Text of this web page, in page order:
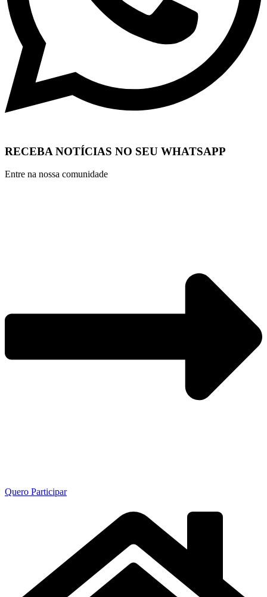
RECEBA NOTÍCIAS NO SEU WHATSAPP
Entre na nossa comunidade
Quero Participar